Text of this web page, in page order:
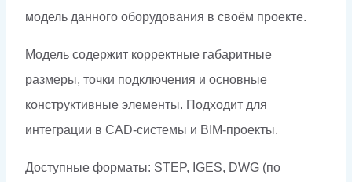
модель данного оборудования в своём проекте.
Модель содержит корректные габаритные
размеры, точки подключения и основные
конструктивные элементы. Подходит для
интеграции в CAD-системы и BIM-проекты.
Доступные форматы: STEP, IGES, DWG (по